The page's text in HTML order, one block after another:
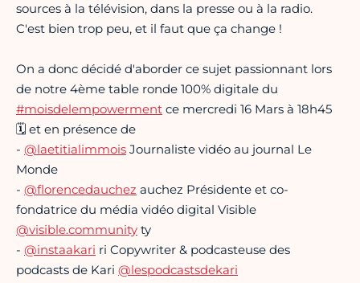
sources à la télévision, dans la presse ou à la radio.
C'est bien trop peu, et il faut que ça change !
On a donc décidé d'aborder ce sujet passionnant lors
de notre 4ème table ronde 100% digitale du
#moisdelempowerment ce mercredi 16 Mars à 18h45
🗓 et en présence de
- @laetitialimmois Journaliste vidéo au journal Le
Monde
- @florencedauchez auchez Présidente et co-
fondatrice du média vidéo digital Visible
@visible.community ty
- @instaakari ri Copywriter & podcasteuse des
podcasts de Kari @lespodcastsdekari